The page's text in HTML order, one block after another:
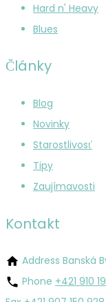
Hard n' Heavy
Blues
Články
Blog
Novinky
Starostlivosť
Tipy
Zaujímavosti
Kontakt
Address Banská
Phone +421 910